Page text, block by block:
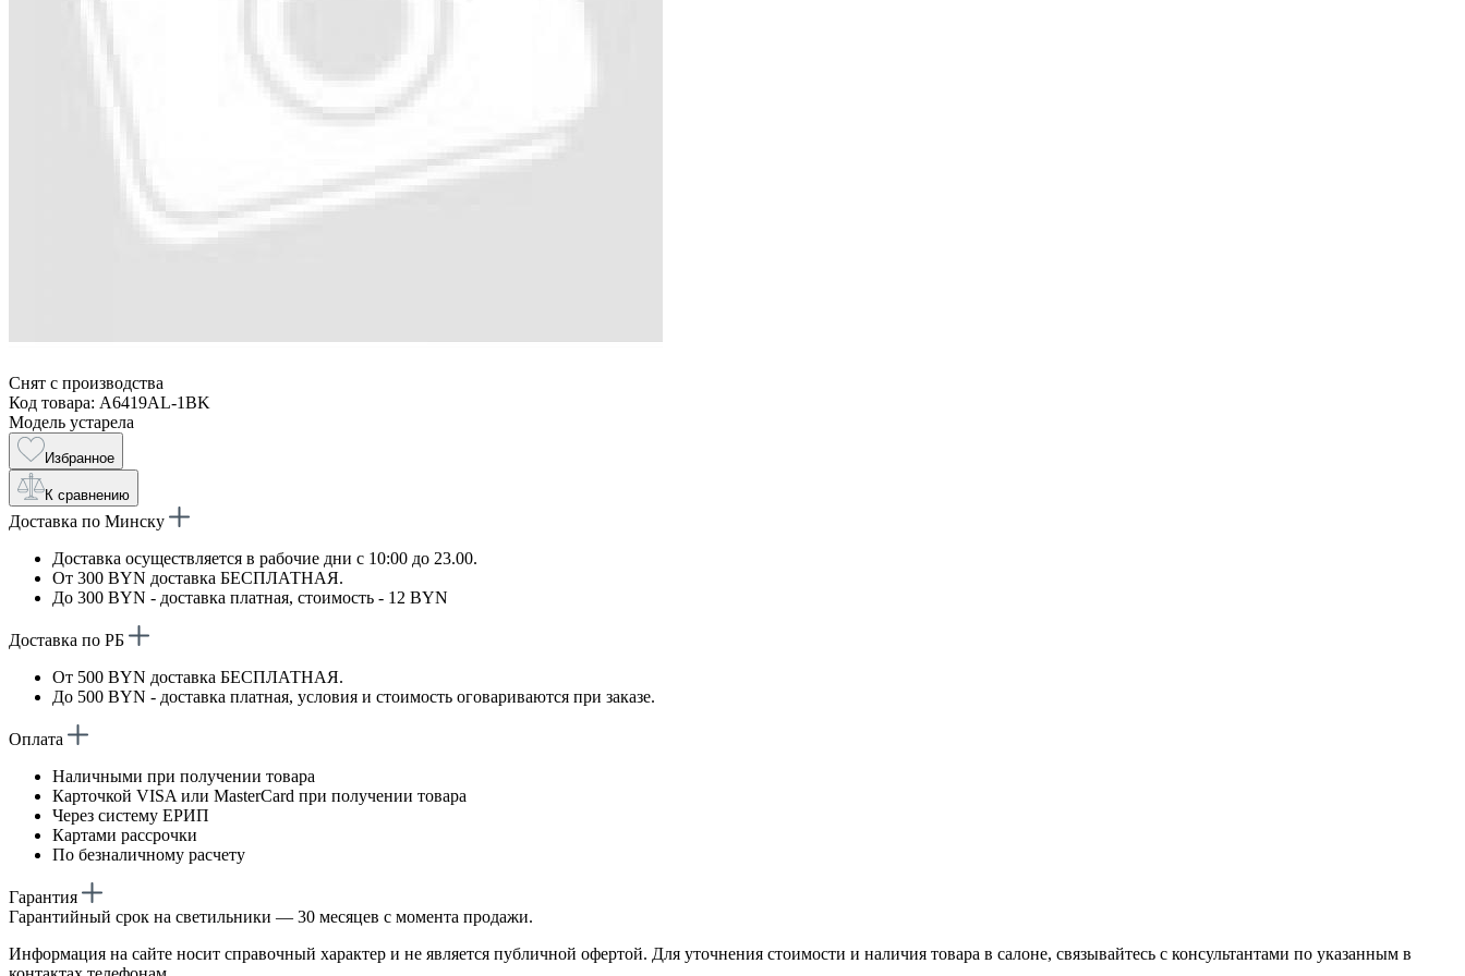
Снят с производства
Код товара: A6419AL-1BK
Модель устарела
Избранное
К сравнению
Доставка по Минску
Доставка осуществляется в рабочие дни с 10:00 до 23.00.
От 300 BYN доставка БЕСПЛАТНАЯ.
До 300 BYN - доставка платная, стоимость - 12 BYN
Доставка по РБ
От 500 BYN доставка БЕСПЛАТНАЯ.
До 500 BYN - доставка платная, условия и стоимость оговариваются при заказе.
Оплата
Наличными при получении товара
Карточкой VISA или MasterCard при получении товара
Через систему ЕРИП
Картами рассрочки
По безналичному расчету
Гарантия
Гарантийный срок на светильники — 30 месяцев с момента продажи.
Информация на сайте носит справочный характер и не является публичной офертой. Для уточнения стоимости и наличия товара в салоне, связывайтесь с консультантами по указанным в